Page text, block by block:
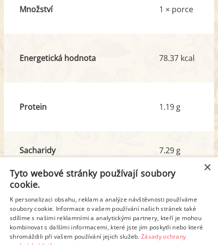
Množství 1 × porce
Energetická hodnota 78.37 kcal
Protein 1.19 g
Sacharidy
7.29 g
Tuk
z toho nas. mastné kyseliny
4.91 g
2.53 g
Detailní rozpis
×
Tyto webové stránky používají soubory
cookie.
K personalizaci obsahu, reklam a analýze návštěvnosti používáme
soubory cookie. Informace o vašem používání našich stránek také
sdílíme s našimi reklamními a analytickými partnery, kteří je mohou
kombinovat s dalšími informacemi, které jste jim poskytli nebo které
shromáždili při vašem používání jejich služeb.Zásady ochrany